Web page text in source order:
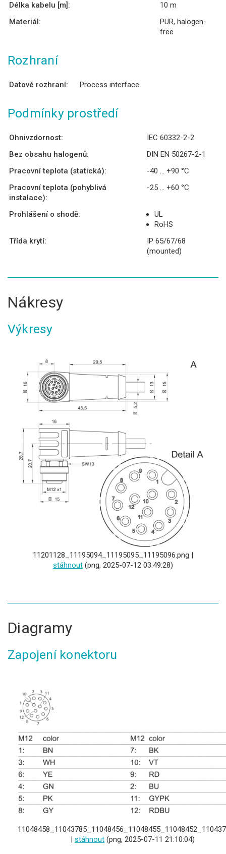
Délka kabelu [m]:
10 m
Materiál:
PUR, halogen-
free
Rozhraní
Datové rozhraní: Process interface
Podmínky prostředí
Ohnivzdornost:
IEC 60332-2-2
Bez obsahu halogenů:
DIN EN 50267-2-1
Pracovní teplota (statická):
-40 ... +90 °C
Pracovní teplota (pohyblivá
instalace):
-25 ... +60 °C
Prohlášení o shodě:
UL
RoHS
Třída krytí:
IP 65/67/68
(mounted)
Nákresy
Výkresy
11201128_11195094_11195095_11195096.png |
stáhnout (png, 2025-07-12 03:49:28)
Diagramy
Zapojení konektoru
stáhnout (png, 2025-07-11 21:10:04)